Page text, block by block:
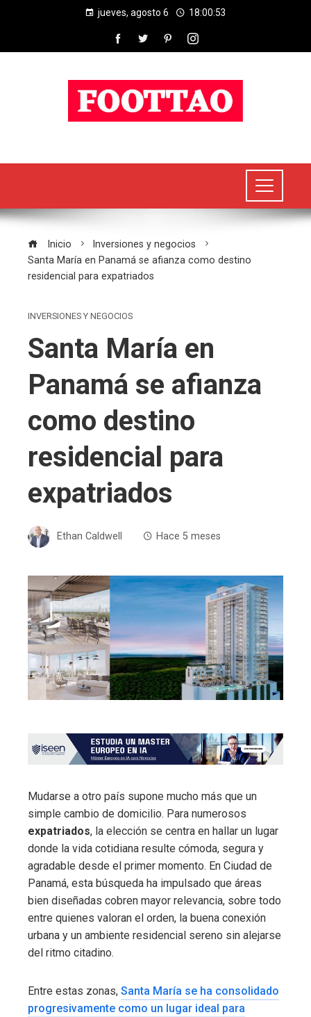
jueves, agosto 6 18:00:54
Inicio
Inversiones y negocios
Santa María en Panamá se afianza como destino
residencial para expatriados
INVERSIONES Y NEGOCIOS
Santa María en
Panamá se afianza
como destino
residencial para
expatriados
Ethan Caldwell Hace 5 meses
Mudarse a otro país supone mucho más que un
simple cambio de domicilio. Para numerosos
expatriados, la elección se centra en hallar un lugar
donde la vida cotidiana resulte cómoda, segura y
agradable desde el primer momento. En Ciudad de
Panamá, esta búsqueda ha impulsado que áreas
bien diseñadas cobren mayor relevancia, sobre todo
entre quienes valoran el orden, la buena conexión
urbana y un ambiente residencial sereno sin alejarse
del ritmo citadino.
Entre estas zonas, Santa María se ha consolidado
progresivamente como un lugar ideal para